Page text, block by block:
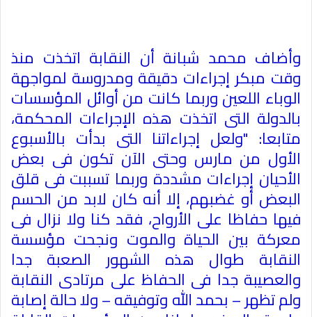
وأضاف محمد شبانة أن النقابة اتخذت منذ
وقت مبكر إجراءات دقيقة ومدروسة لمواجهة
الوباء اللعين وربما كانت من أوائل المؤسسات
بالدولة التى اتخذت هذه الإجراءات المحكمة،
متابعا: "ولعل إجراءاتنا التى بدأت بالأسبوع
الأول من مارس وحتى الآن تكون فى بعض
الأحيان إجراءات مشددة وربما تسببت فى قلق
البعض أو غضبهم، إلا أنه كان لابد من الحسم
فيها حفاظا على الأرواح، فقد كنا ولا نزال فى
معركة بين الحياة والموت ونجحت مؤسسة
النقابة طوال هذه الشهور الصعبة جدا
والعصيبة جدا فى الحفاظ على مرتادى النقابة
ولم تظهر – بحمد الله وتوفيقه – ولا حالة إصابة